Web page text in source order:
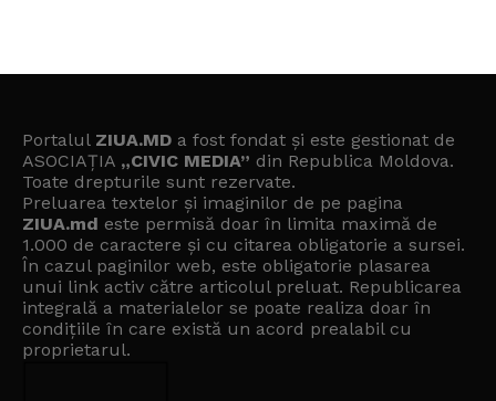
Portalul ZIUA.MD a fost fondat și este gestionat de
ASOCIAȚIA „CIVIC MEDIA” din Republica Moldova.
Toate drepturile sunt rezervate.
Preluarea textelor și imaginilor de pe pagina
ZIUA.md este permisă doar în limita maximă de
1.000 de caractere și cu citarea obligatorie a sursei.
În cazul paginilor web, este obligatorie plasarea
unui link activ către articolul preluat. Republicarea
integrală a materialelor se poate realiza doar în
condițiile în care există un acord prealabil cu
proprietarul.